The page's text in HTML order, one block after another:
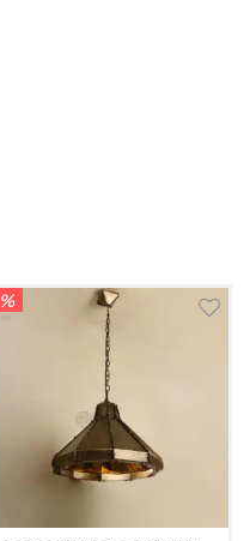
%